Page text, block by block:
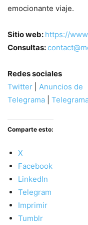
emocionante viaje.
Sitio web: https://
Consultas:
Redes sociales
Twitter
Anuncios de
Telegrama
Comparte esto:
X
Facebook
LinkedIn
Telegram
Imprimir
Tumblr